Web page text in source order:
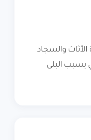
والسجاد
يسبب البلى